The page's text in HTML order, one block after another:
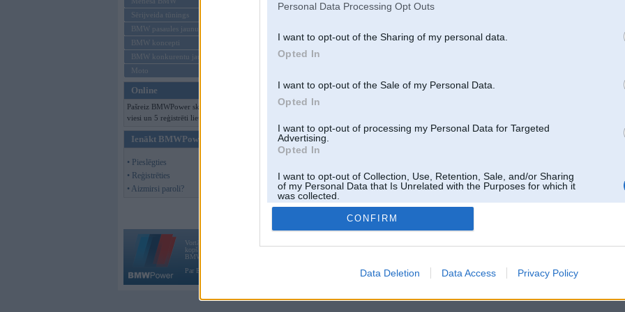
Personal Data Processing Opt Outs
I want to opt-out of the Sharing of my personal data.
Opted In
I want to opt-out of the Sale of my Personal Data.
Opted In
I want to opt-out of processing my Personal Data for Targeted
Advertising.
Opted In
I want to opt-out of Collection, Use, Retention, Sale, and/or Sharing
of my Personal Data that Is Unrelated with the Purposes for which it
was collected.
Opted Out
CONFIRM
Data Deletion Data Access Privacy Policy
Sērijveida tūnings
BMW pasaules jaunumi
BMW koncepti
BMW konkurentu jaunumi
Moto
Online
Pašreiz BMWPower skatās 108
viesi un 5 reģistrēti lietotāji.
Ienākt BMWPower
• Pieslēgties
• Reģistrēties
• Aizmirsi paroli?
Vortāls BMWPower.lv darbojas
kopš 2002. gada 14. maija. Tas nav auto klubs un nav saistīts ar
BMW AG.
Par BMWPower